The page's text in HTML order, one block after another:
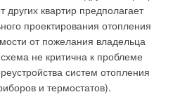
других квартир предполагает
проектирования отопления
от пожелания владельца
не критична к проблеме
систем отопления
и термостатов).
муфт из
производитель насосного
арматуры для различных
ЖКХ, гражданского
KSB является старейшим
насосного
насчитывает более 140 лет
мирового